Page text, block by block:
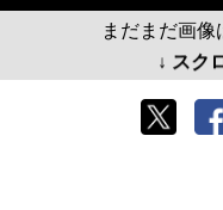
まだまだ画像
↓ スク